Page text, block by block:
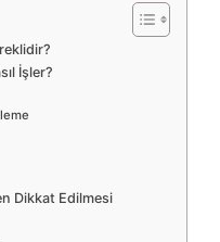
İşler?
Dikkat Edilmesi